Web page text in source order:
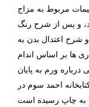
مربوط به مزاج
و پس از شرح رنگ
شرح اعتدال بدن به
ها بر اساس اندام
درباره ورم به پایان
احمد سوم در